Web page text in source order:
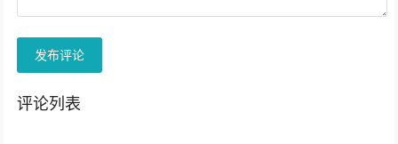
发布评论
评论列表